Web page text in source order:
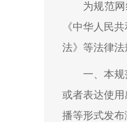
为规范
《中华人民
法》等法律法
一、本
或者表达使
播等形式发